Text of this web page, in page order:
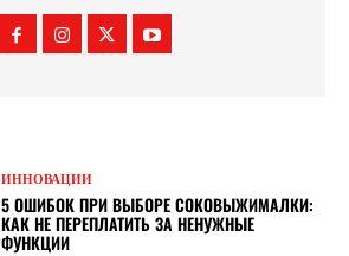
ИННОВАЦИИ
5 ОШИБОК ПРИ ВЫБОРЕ СОКОВЫЖИМАЛКИ:
КАК НЕ ПЕРЕПЛАТИТЬ ЗА НЕНУЖНЫЕ
ФУНКЦИИ